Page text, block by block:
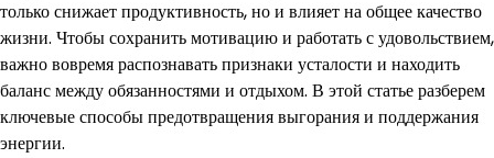
только снижает продуктивность, но и влияет на общее качество
жизни. Чтобы сохранить мотивацию и работать с удовольствием,
важно вовремя распознавать признаки усталости и находить
баланс между обязанностями и отдыхом. В этой статье разберем
ключевые способы предотвращения выгорания и поддержания
энергии.